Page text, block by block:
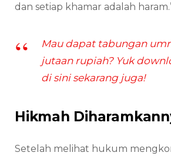
dan setiap khamar adalah
Mau dapat tabungan
jutaan rupiah? Yuk
di sini sekarang juga!
Hikmah
Setelah melihat hukum